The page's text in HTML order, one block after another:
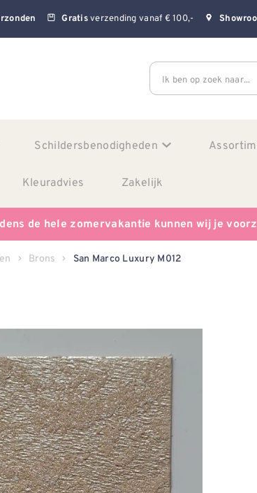
Gratisverzending vanaf € 100,-
Ik ben op zoek naar...
Schildersbenodigheden
Kleuradvies Zakelijk
de hele zomervakantie kunnen wij je
Brons San Marco Luxury M012